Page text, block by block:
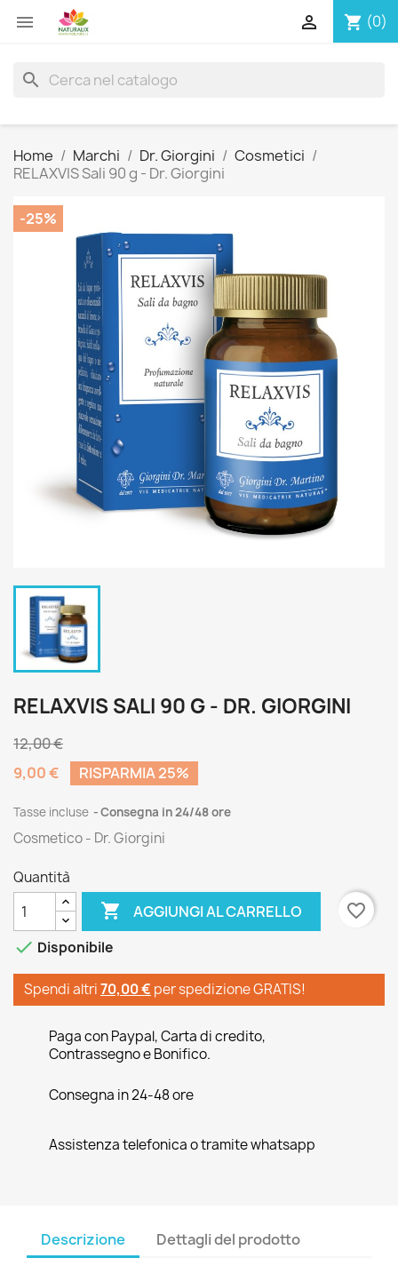
 shopping_cart (0)

search
Home Marchi Dr. Giorgini
Cosmetici
RELAXVIS Sali 90 g - Dr. Giorgini
-25%
RELAXVIS SALI 90 G - DR. GIORGINI
12,00 €
9,00 €
RISPARMIA 25%
Tasse incluse Consegna in 24/48 ore
Cosmetico - Dr. Giorgini
Quantità
 AGGIUNGI AL CARRELLO
favorite_border
 Disponibile
Spendi altri70,00 € per spedizione GRATIS!
Paga con Paypal, Carta di credito,
Contrassegno e Bonifico.
Consegna in 24-48 ore
Assistenza telefonica o tramite whatsapp
Descrizione Dettagli del prodotto